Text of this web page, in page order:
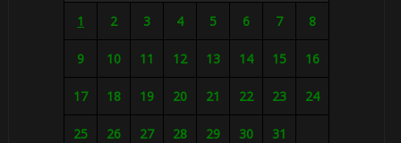
1 2 3 4 5 6 7 8
9 10 11 12 13 14 15 16
17 18 19 20 21 22 23 24
25 26 27 28 29 30 31